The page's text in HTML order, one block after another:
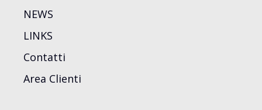
NEWS
LINKS
Contatti
Area Clienti